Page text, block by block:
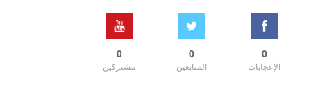
0
الإعجابات
0
المتابعين
0
مشتركين